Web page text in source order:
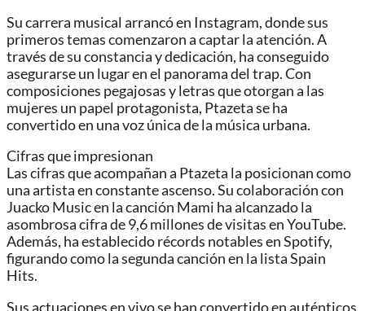
Su carrera musical arrancó en Instagram, donde sus
primeros temas comenzaron a captar la atención. A
través de su constancia y dedicación, ha conseguido
asegurarse un lugar en el panorama del trap. Con
composiciones pegajosas y letras que otorgan a las
mujeres un papel protagonista, Ptazeta se ha
convertido en una voz única de la música urbana.
Cifras que impresionan
Las cifras que acompañan a Ptazeta la posicionan como
una artista en constante ascenso. Su colaboración con
Juacko Music en la canción Mami ha alcanzado la
asombrosa cifra de 9,6 millones de visitas en YouTube.
Además, ha establecido récords notables en Spotify,
figurando como la segunda canción en la lista Spain
Hits.
Sus actuaciones en vivo se han convertido en auténticos